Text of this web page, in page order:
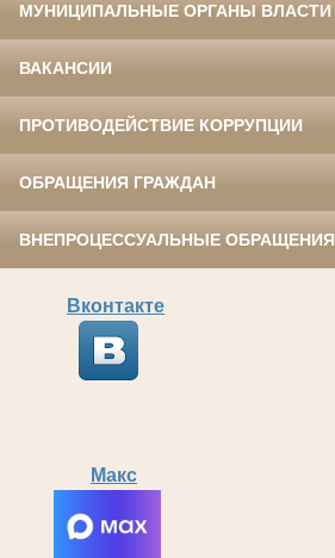
МУНИЦИПАЛЬНЫЕ ОРГАНЫ ВЛАСТИ
ВАКАНСИИ
ПРОТИВОДЕЙСТВИЕ КОРРУПЦИИ
ОБРАЩЕНИЯ ГРАЖДАН
ВНЕПРОЦЕССУАЛЬНЫЕ ОБРАЩЕНИЯ
Вконтакте
Макс